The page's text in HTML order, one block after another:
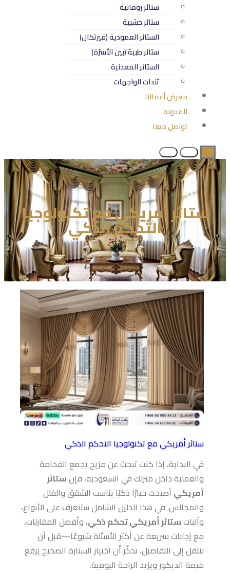
ستائر رومانية
ستائر خشبية
الستائر العمودية (فيرتكال)
ستائر طبية (بين الأسرّة)
الستائر المعدنية
تندات الواجهات
معرض أعمالنا
المدونة
تواصل معنا
ستائر أمريكي مع تكنولوجيا
التحكم الذكي
ستائر أمريكي مع تكنولوجيا التحكم الذكي
في البداية، إذا كنت تبحث عن مزيج يجمع الفخامة
والعملية داخل منزلك في السعودية، فإنستائر
أمريكي أصبحت خيارًا ذكيًا يناسب الشقق والفلل
والمجالس. في هذا الدليل الشامل ستتعرف على الأنواع،
وآلياتستائر أمريكي تحكم ذكي، وأفضل المقارنات،
مع إجابات سريعة عن أكثر الأسئلة شيوعًا—قبل أن
ننتقل إلى التفاصيل، تذكّر أن اختيار الستارة الصحيح يرفع
قيمة الديكور ويزيد الراحة اليومية.